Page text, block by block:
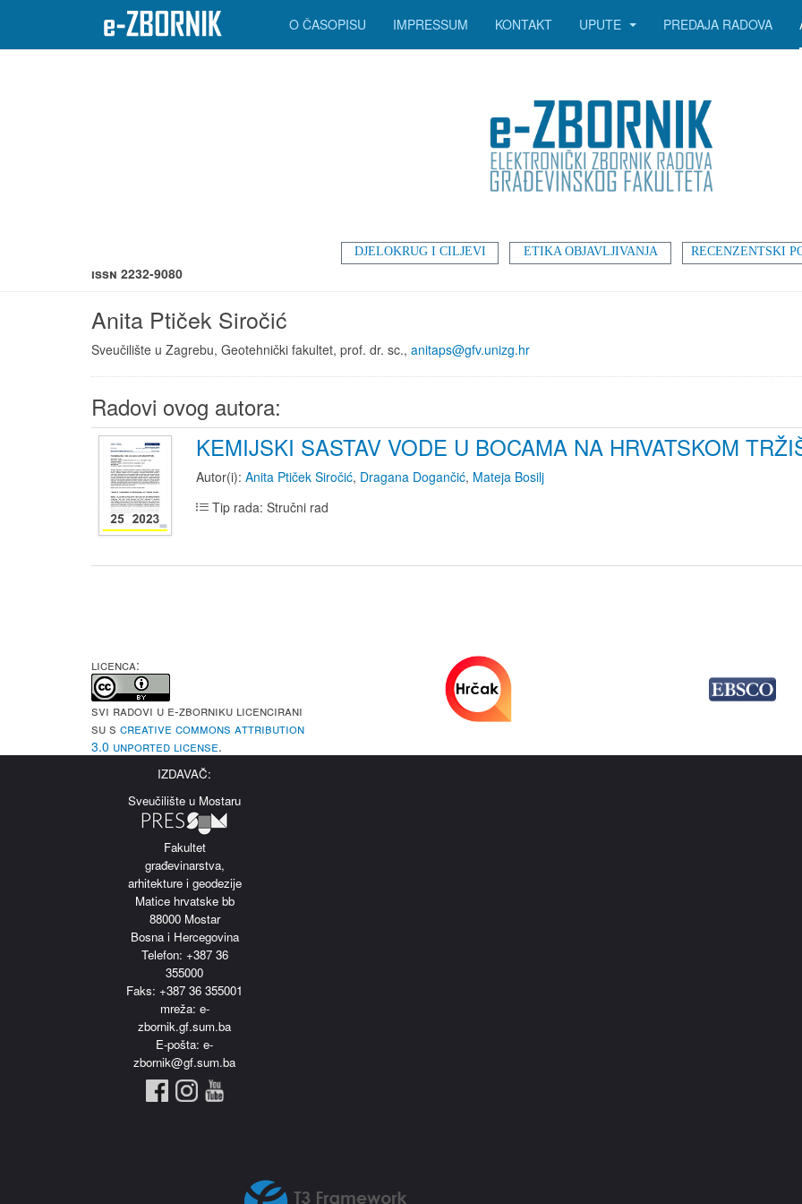
DJELOKRUG I CILJEVI ETIKA OBJAVLJIVANJA RECENZENTSKI
O ČASOPISU IMPRESSUM KONTAKT UPUTE PREDAJA RADOVA
ISSN 2232-9080
Anita Ptiček Siročić
Sveučilište u Zagrebu, Geotehnički fakultet, prof. dr. sc., anitaps@gfv.unizg.hr
Radovi ovog autora:
KEMIJSKI SASTAV VODE U BOCAMA NA HRVATSKOM
Autor(i): Anita Ptiček Siročić, Dragana Dogančić, Mateja Bosilj
Tip rada: Stručni rad
LICENCA:
Svi radovi u e-Zborniku licencirani
su s Creative Commons Attribution
3.0 Unported License.
IZDAVAČ:
Sveučilište u Mostaru
Fakultet
građevinarstva,
arhitekture i geodezije
Matice hrvatske bb
88000 Mostar
Bosna i Hercegovina
Telefon: +387 36
355000
Faks: +387 36 355001
mreža: e-
zbornik.gf.sum.ba
E-pošta: e-
zbornik@gf.sum.ba